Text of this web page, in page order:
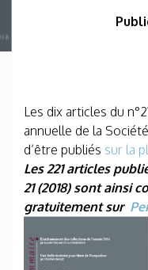
Les dix articles du
annuelle de la
d’être publiés sur la
Les 221 articles
21 (2018) sont ainsi
gratuitement sur